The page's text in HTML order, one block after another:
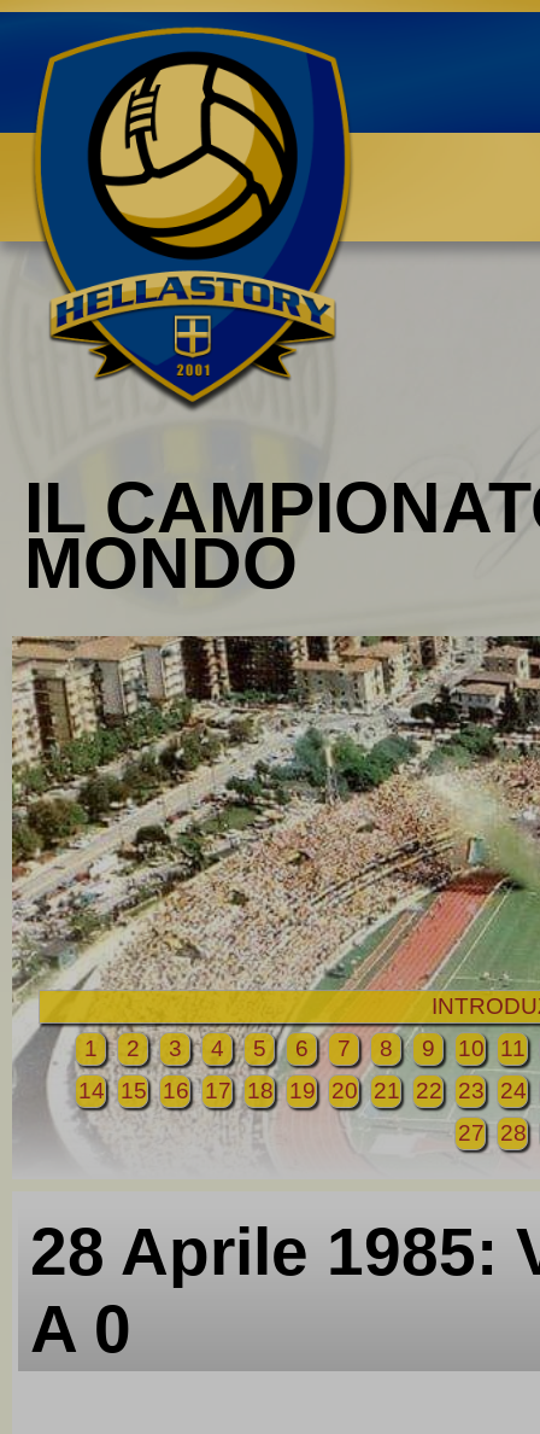
Benvenuti su HELLASTORY.net
IL
MONDO
1
2 3 4 5 6 7 8 9 10
11
14
15 16 17 18 19 20 21 22 23
24
27
28
28 Aprile 1985:
A 0